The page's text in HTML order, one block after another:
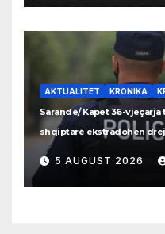
AKTUALITET KRONIKA
Sarandë/ Kapet 36-
shqiptarë ekstradohen
5 AUGUST 2026